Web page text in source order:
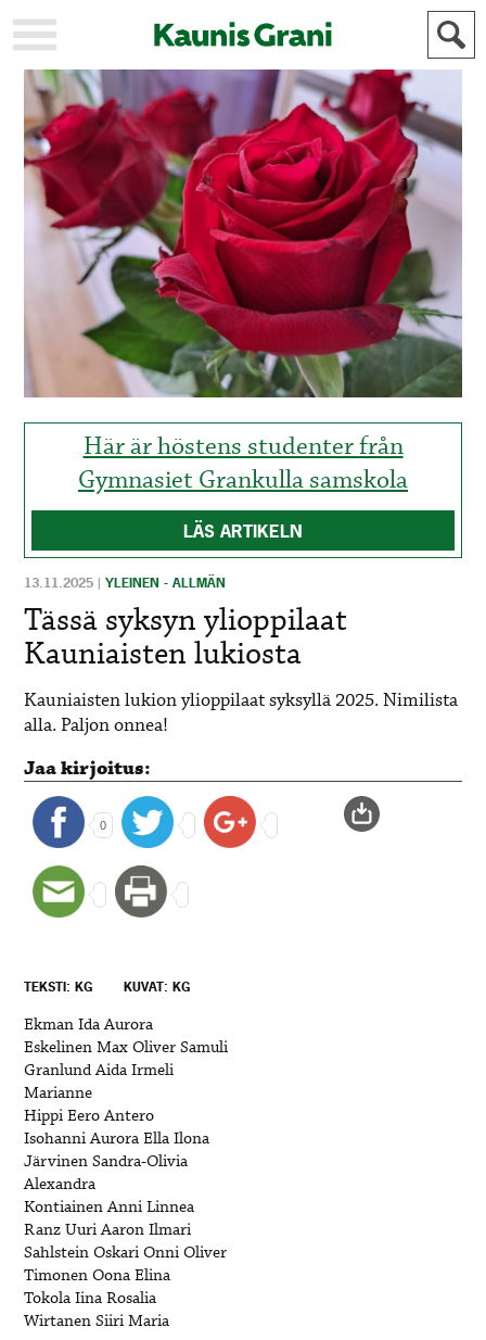
KAUPUNKI
STADEN
AJANKOHTAISTA
AKTUELLT
URHEILU
IDROTT
KULTTUURI
KULTUR
HISTORIA
HISTORIA
YLEINEN
ALLMÄN
MAINOSTAJILLE
FÖR
ANNONSÖRER
Här är höstens studenter från
Gymnasiet Grankulla samskola
LÄS ARTIKELN
13.11.2025 |YLEINEN - ALLMÄN
Tässä syksyn ylioppilaat
Kauniaisten lukiosta
Kauniaisten lukion ylioppilaat syksyllä 2025. Nimilista
alla. Paljon onnea!
Jaa kirjoitus:
0
TEKSTI: KG KUVAT: KG
Ekman Ida Aurora
Eskelinen Max Oliver Samuli
Granlund Aida Irmeli
Marianne
Hippi Eero Antero
Isohanni Aurora Ella Ilona
Järvinen Sandra-Olivia
Alexandra
Kontiainen Anni Linnea
Ranz Uuri Aaron Ilmari
Sahlstein Oskari Onni Oliver
Timonen Oona Elina
Tokola Iina Rosalia
Wirtanen Siiri Maria